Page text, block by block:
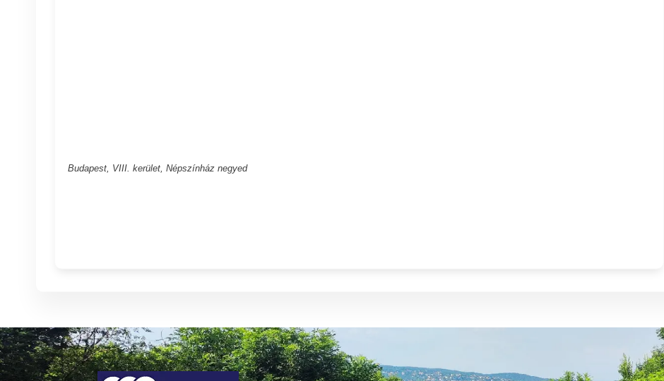
Budapest, VIII. kerület, Népszínház negyed